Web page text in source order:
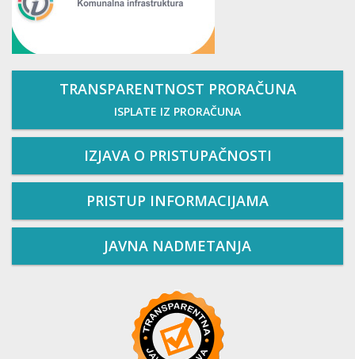
TRANSPARENTNOST PRORAČUNA
ISPLATE IZ PRORAČUNA
IZJAVA O PRISTUPAČNOSTI
PRISTUP INFORMACIJAMA
JAVNA NADMETANJA